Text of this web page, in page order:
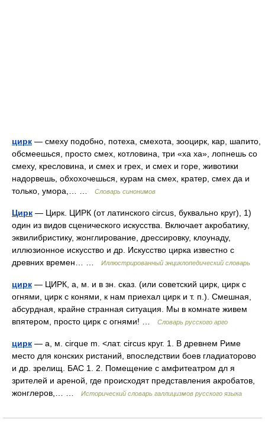
цирк — смеху подобно, потеха, смехота, зооцирк, кар, шапито,
обсмеешься, просто смех, котловина, три «ха ха», лопнешь со
смеху, кресловина, и смех и грех, и смех и горе, животики
надорвешь, обхохочешься, курам на смех, кратер, смех да и
только, умора,… …
Словарь синонимов
Цирк — Цирк. ЦИРК (от латинского circus, буквально круг), 1)
один из видов сценического искусства. Включает акробатику,
эквилибристику, жонглирование, дрессировку, клоунаду,
иллюзионное искусство и др. Искусство цирка известно с
древних времен… …
Иллюстрированный энциклопедический словарь
цирк — ЦИРК, а, м. и в зн. сказ. (или советский цирк, цирк с
огнями, цирк с конями, к нам приехал цирк и т. п.). Смешная,
абсурдная, крайне странная ситуация. Мы в комнате живем
впятером, просто цирк с огнями! …
Словарь русского арго
цирк — а, м. cirque m. <лат. circus круг. 1. В древнем Риме
место для конских ристаний, впоследствии боев гладиаторово
и др. зрелищ. БАС 1. 2. Помещение с амфитеатром дл я
зрителей и ареной, где происходят представления акробатов,
жонглеров,… …
Исторический словарь галлицизмов русского языка